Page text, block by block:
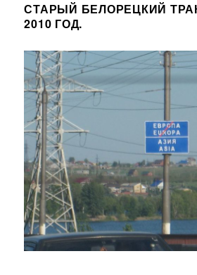
СТАРЫЙ БЕЛОРЕЦКИЙ
2010 ГОД.